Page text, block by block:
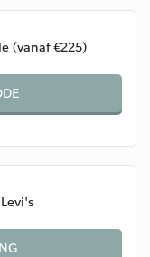
(vanaf €225)